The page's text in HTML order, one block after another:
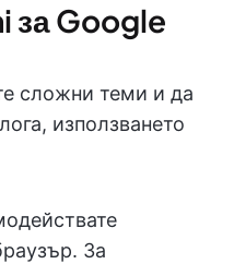
за Google
сложни теми и да
използването
За